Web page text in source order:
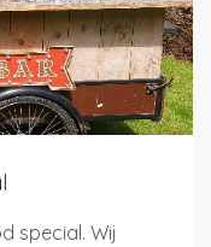
special. Wij